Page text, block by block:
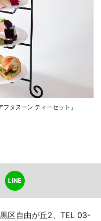
タヌーン ティーセット」
区自由が丘2、TEL 03-